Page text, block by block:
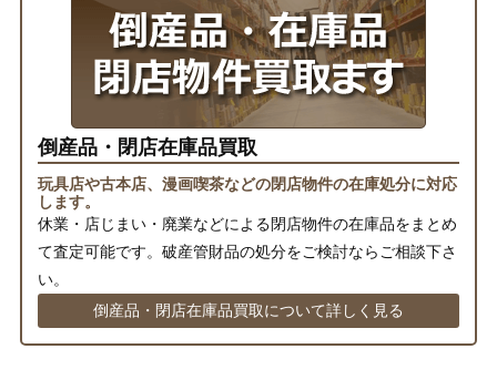
倒産品・閉店在庫品買取
玩具店や古本店、漫画喫茶などの閉店物件の在庫処分に対応
します。
休業・店じまい・廃業などによる閉店物件の在庫品をまとめ
て査定可能です。破産管財品の処分をご検討ならご相談下さ
い。
倒産品・閉店在庫品買取について詳しく見る